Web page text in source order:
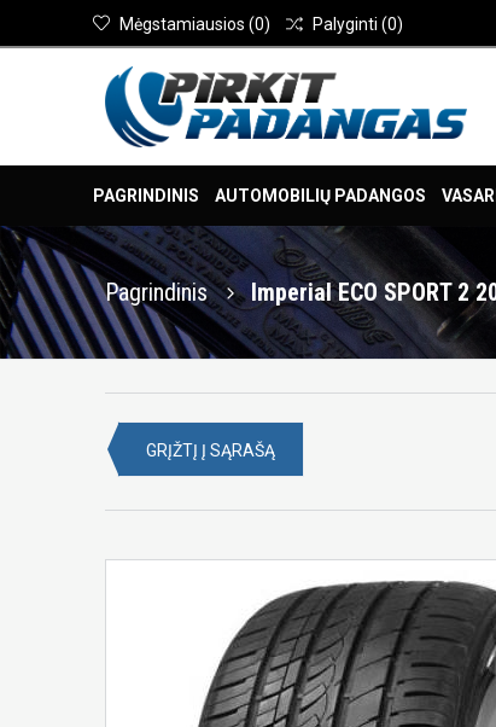
Mėgstamiausios (0) Palyginti (0)
PAGRINDINIS AUTOMOBILIŲ PADANGOS
Pagrindinis Imperial ECO SPORT 2
GRĮŽTĮ Į SĄRAŠĄ